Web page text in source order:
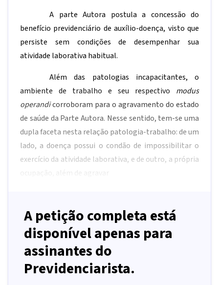
A parte Autora postula a concessão do
benefício previdenciário de auxílio-doença, visto que
persiste sem condições de desempenhar sua
atividade laborativa habitual.
Além das patologias incapacitantes, o
ambiente de trabalho e seu respectivo modus
operandicorroboram para o agravamento do estado
de saúde da Parte Autora. Nesse sentido, tem-se uma
dupla faceta nesta relação patologia-trabalho: de um
lado, a doença possui o condão de impossibilitar o
exercício da atividade laborativa, e de outro, a própria
ocupação, além de agravar
A petição completa está
disponível apenas para
assinantes do
Previdenciarista.